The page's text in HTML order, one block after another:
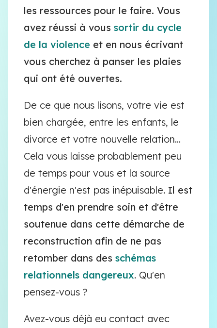
les ressources pour le faire. Vous
avez réussi à vous sortir du cycle
de la violence et en nous écrivant
vous cherchez à panser les plaies
qui ont été ouvertes.
De ce que nous lisons, votre vie est
bien chargée, entre les enfants, le
divorce et votre nouvelle relation...
Cela vous laisse probablement peu
de temps pour vous et la source
d'énergie n'est pas inépuisable. Il est
temps d'en prendre soin et d'être
soutenue dans cette démarche de
reconstruction afin de ne pas
retomber dans des schémas
relationnels dangereux. Qu'en
pensez-vous ?
Avez-vous déjà eu contact avec